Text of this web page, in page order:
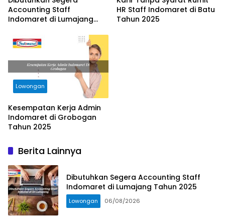
Accounting Staff
Indomaret di Lumajang
HR Staff Indomaret di Batu
Tahun 2025
Lowongan
Kesempatan Kerja Admin
Indomaret di Grobogan
Tahun 2025
Berita Lainnya
Dibutuhkan Segera Accounting Staff
Indomaret di Lumajang Tahun 2025
Lowongan 06/08/2026